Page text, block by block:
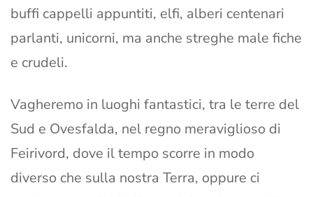
buffi cappelli appuntiti, elfi, alberi centenari
parlanti, unicorni, ma anche streghe male fiche
e crudeli.
Vagheremo in luoghi fantastici, tra le terre del
Sud e Ovesfalda, nel regno meraviglioso di
Feirivord, dove il tempo scorre in modo
diverso che sulla nostra Terra, oppure ci